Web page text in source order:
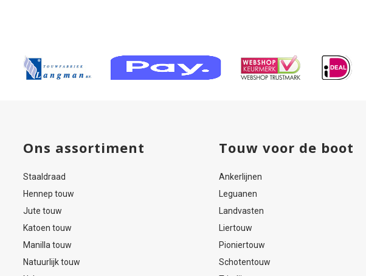
2mtr
met
Ons assortiment
Staaldraad
Hennep touw
Jute touw
Katoen touw
Manilla touw
Natuurlijk touw
Touw voor de boot
Ankerlijnen
Leguanen
Landvasten
Liertouw
Pioniertouw
Schotentouw